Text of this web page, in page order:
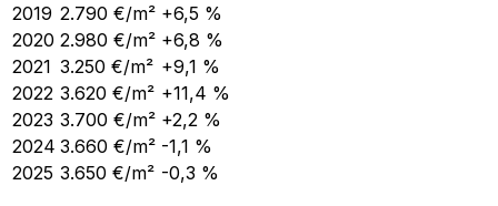
2019 2.790 €/m² +6,5 %
2020 2.980 €/m² +6,8 %
2021 3.250 €/m² +9,1 %
2022 3.620 €/m² +11,4 %
2023 3.700 €/m² +2,2 %
2024 3.660 €/m² -1,1 %
2025 3.650 €/m² -0,3 %